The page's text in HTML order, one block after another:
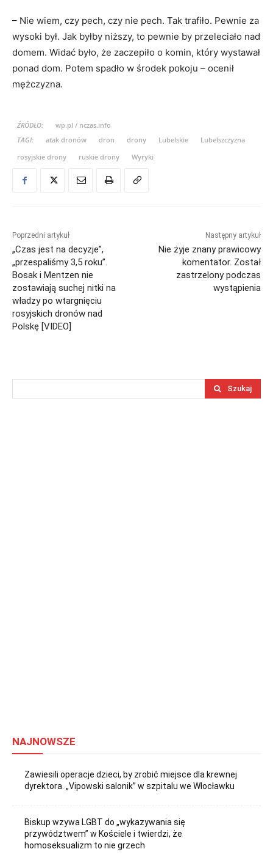
– Nie wiem, czy pech, czy nie pech. Tak trafiło. Pewnie za
wysoki był. Jak byłby niższy, to pewnie by przeleciało nad
domem. Widać było, że zaczepiło o komin, który wystawał
ponad dom. Potem spadło w środek pokoju – ocenił
mężczyzna.
ŹRÓDŁO:
wp.pl / nczas.info
TAGI:
atak dronów dron drony Lubelskie
Lubelszczyzna
rosyjskie drony
ruskie drony Wyryki
Poprzedni artykuł
„Czas jest na decyzje”,
„przespaliśmy 3,5 roku”.
Bosak i Mentzen nie
zostawiają suchej nitki na
władzy po wtargnięciu
rosyjskich dronów nad
Polskę [VIDEO]
Następny artykuł
Nie żyje znany prawicowy
komentator. Został
zastrzelony podczas
wystąpienia
Szukaj
NAJNOWSZE
Zawiesili operacje dzieci, by zrobić miejsce dla krewnej
dyrektora. „Vipowski salonik” w szpitalu we Włocławku
Biskup wzywa LGBT do „wykazywania się
przywództwem” w Kościele i twierdzi, że
homoseksualizm to nie grzech